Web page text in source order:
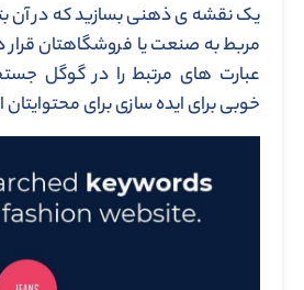
یک نقشه ی ذهنی بسازید که در آن
مربط به صنعت یا فروشگاهتان
عبارت های مرتبط را در گوگل
خوبی برای ایده سازی برای